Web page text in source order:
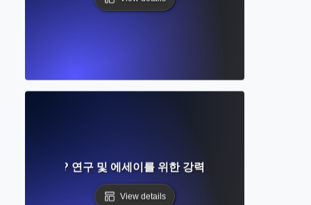
란 무엇인가? 연구 및 에세이를 위한 강력한 어휘 은행 구축하
View details